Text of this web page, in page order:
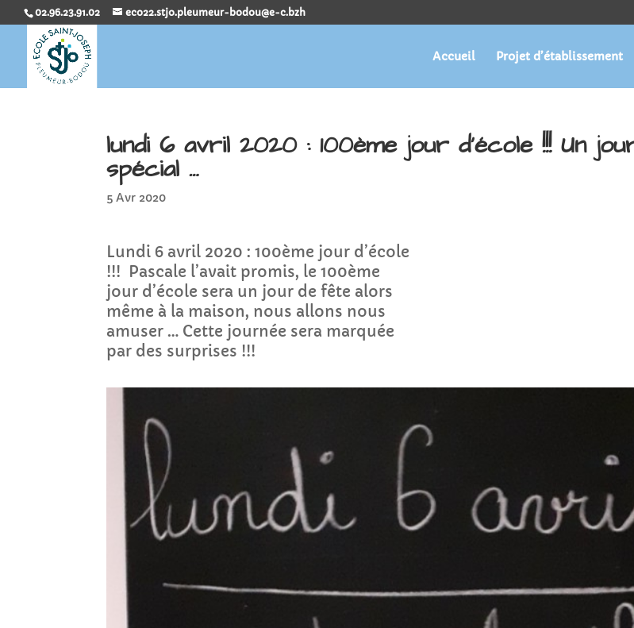
02.96.23.91.02 eco22.stjo.pleumeur-bodou@e-c.bzh
Accueil Projet d’établissement
lundi 6 avril 2020 : 100ème jour d’école !!! Un
spécial …
5 Avr 2020
Lundi 6 avril 2020 : 100ème jour d’école
!!! Pascale l’avait promis, le 100ème
jour d’école sera un jour de fête alors
même à la maison, nous allons nous
amuser … Cette journée sera marquée
par des surprises !!!